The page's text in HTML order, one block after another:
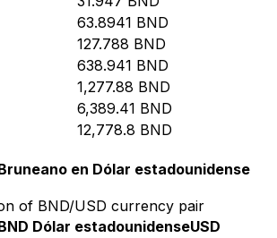
63.8941 BND
127.788 BND
638.941 BND
1,277.88 BND
6,389.41 BND
12,778.8 BND
en Dólar estadounidense
of BND/USD currency pair
Dólar estadounidenseUSD